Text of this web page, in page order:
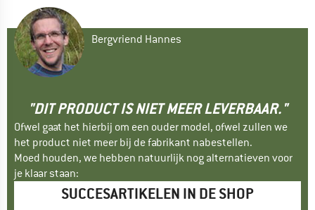
Bergvriend Hannes
"DIT PRODUCT IS NIET MEER LEVERBAAR."
Ofwel gaat het hierbij om een ouder model, ofwel zullen we
het product niet meer bij de fabrikant nabestellen.
Moed houden, we hebben natuurlijk nog alternatieven voor
je klaar staan:
SUCCESARTIKELEN IN DE SHOP